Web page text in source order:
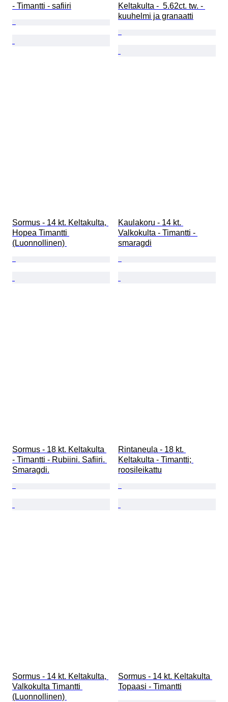
- Timantti - safiiri
Keltakulta -  5.62ct. tw. -
kuuhelmi ja granaatti
Sormus - 14 kt. Keltakulta,
Hopea Timantti
(Luonnollinen)
Kaulakoru - 14 kt.
Valkokulta - Timantti -
smaragdi
Sormus - 18 kt. Keltakulta
- Timantti - Rubiini. Safiiri.
Smaragdi.
Rintaneula - 18 kt.
Keltakulta - Timantti;
roosileikattu
Sormus - 14 kt. Keltakulta,
Valkokulta Timantti
(Luonnollinen)
Sormus - 14 kt. Keltakulta
Topaasi - Timantti